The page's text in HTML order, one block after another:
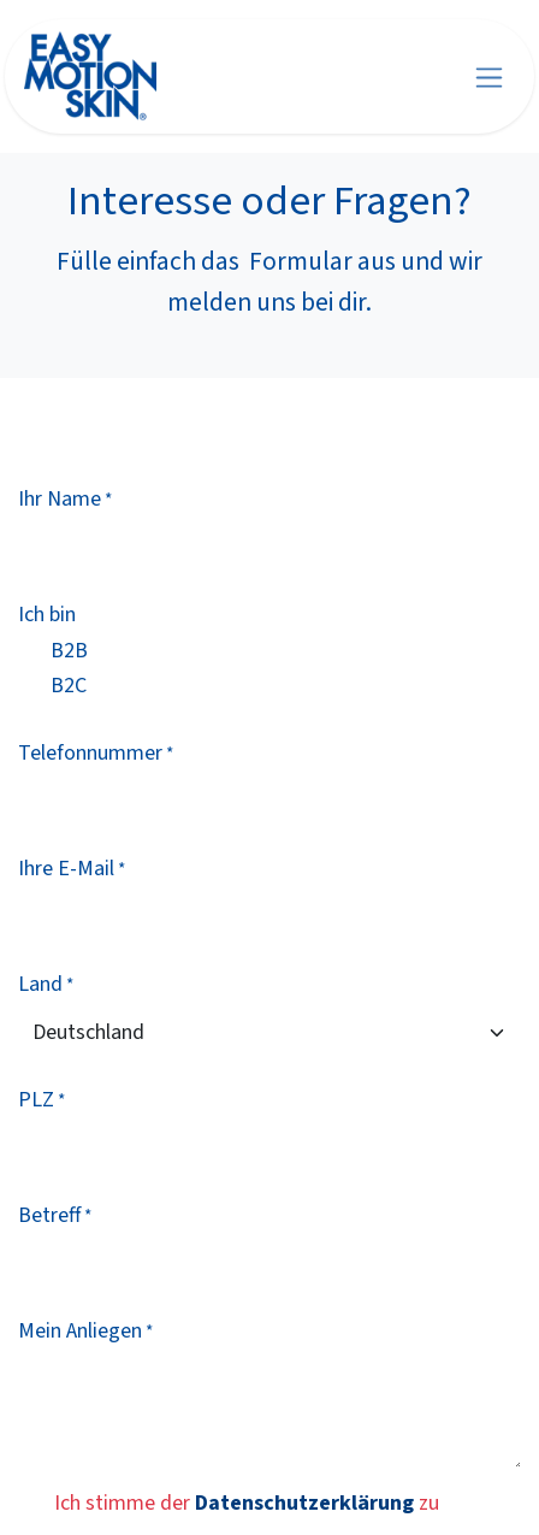
Interesse oder Fragen?
Fülle einfach das Formular aus und wir
melden uns bei dir.
Ihr Name*
Ich bin
B2B
B2C
Telefonnummer*
Ihre E-Mail*
Land *
PLZ *
Betreff*
Mein Anliegen *
Ich stimme der Datenschutzerklärung zu